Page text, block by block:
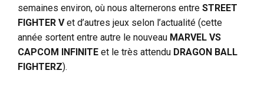
semaines environ, où nous alternerons entre STREET
FIGHTER Vet d’autres jeux selon l’actualité (cette
année sortent entre autre le nouveau MARVEL VS
CAPCOM INFINITE et le très attendu DRAGON BALL
FIGHTERZ).